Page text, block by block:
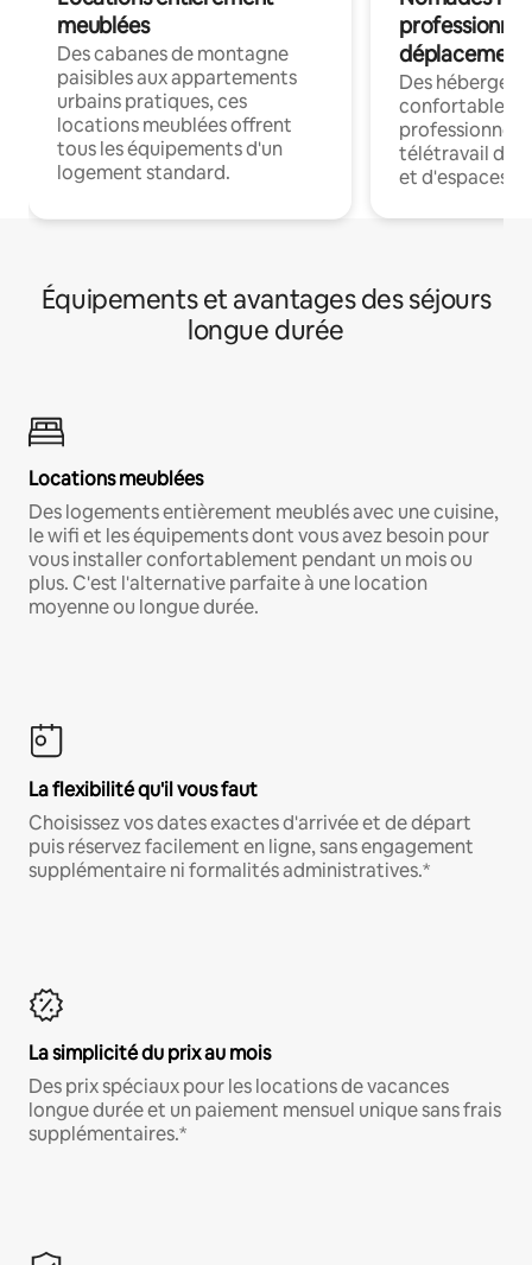
meublées
Des cabanes de montagne
paisibles aux appartements
urbains pratiques, ces
locations meublées offrent
tous les équipements d'un
logement standard.
déplacement
Des
confortables
professionnels
télétravail
et d'espaces
Équipements et avantages des séjours
longue durée
Locations meublées
Des logements entièrement meublés avec une cuisine,
le wifi et les équipements dont vous avez besoin pour
vous installer confortablement pendant un mois ou
plus. C'est l'alternative parfaite à une location
moyenne ou longue durée.
La flexibilité qu'il vous faut
Choisissez vos dates exactes d'arrivée et de départ
puis réservez facilement en ligne, sans engagement
supplémentaire ni formalités administratives.*
La simplicité du prix au mois
Des prix spéciaux pour les locations de vacances
longue durée et un paiement mensuel unique sans frais
supplémentaires.*